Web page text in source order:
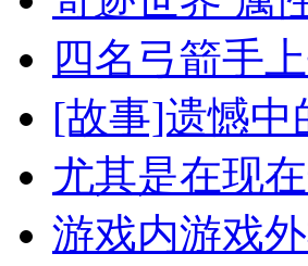
四名弓箭手
[故事]遗憾中
尤其是在现
游戏内游戏